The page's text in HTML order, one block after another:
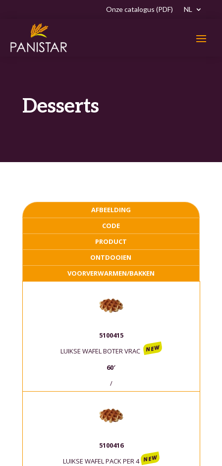
Onze catalogus (PDF) NL
Desserts
AFBEELDING
CODE
PRODUCT
ONTDOOIEN
VOORVERWARMEN/BAKKEN
5100415
LUIKSE WAFEL BOTERVRAC NEW
60′
/
5100416
LUIKSE WAFELPACK PER 4 NEW